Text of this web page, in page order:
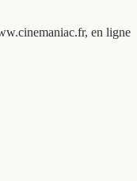
en ligne